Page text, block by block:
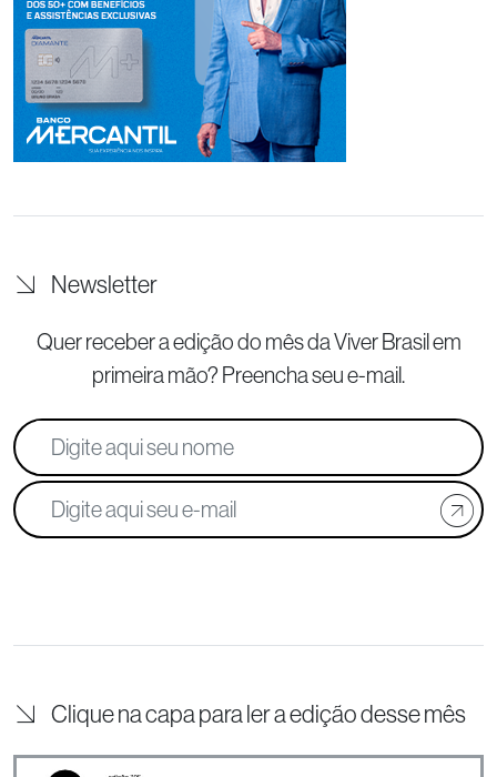
Newsletter
Quer receber a edição do mês da Viver Brasilem
primeira mão? Preencha seu e-mail.
Clique na capa para ler a edição desse mês